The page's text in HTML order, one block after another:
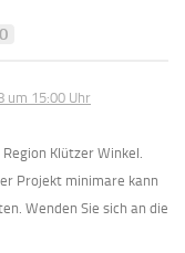
0
um 15:00 Uhr
Klützer Winkel.
Projekt minimare kann
Wenden Sie sich an die